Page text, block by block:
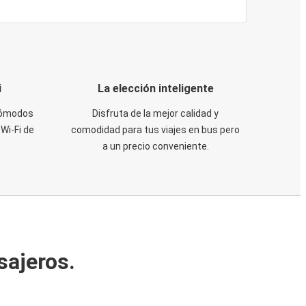
Fi de
La elección inteligente
Disfruta de la mejor calidad y
comodidad para tus viajes en bus pero
a un precio conveniente.